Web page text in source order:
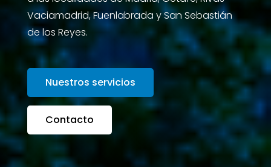
Vaciamadrid, Fuenlabrada y San Sebastián
de los Reyes.
Nuestros servicios
Contacto